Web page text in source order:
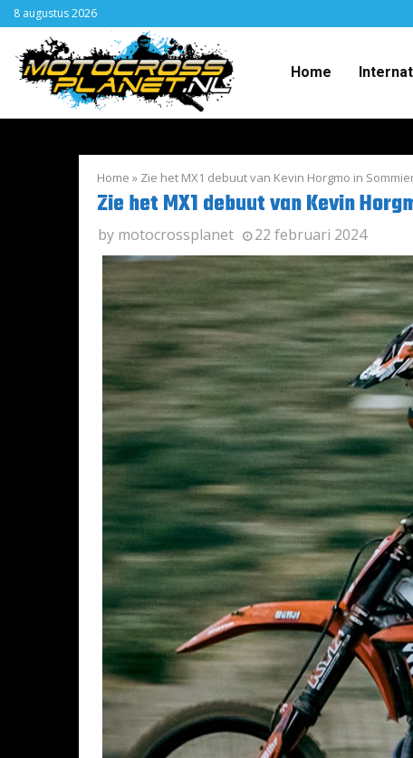
8 augustus 2026
Home
Home » Zie het MX1 debuut van Kevin Horgmo in
Zie het MX1 debuut van Kevin
by motocrossplanet 22 februari 2024